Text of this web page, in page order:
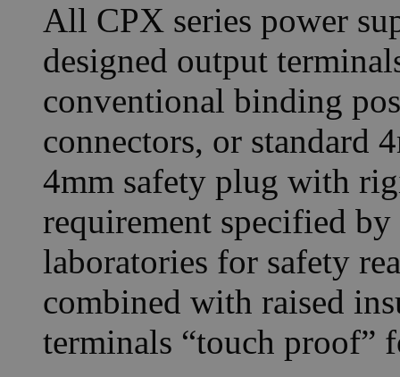
All CPX series power
designed output
conventional binding
connectors, or standard
4mm safety plug with
requirement specified
laboratories for safety
combined with raised
terminals “touch proof”